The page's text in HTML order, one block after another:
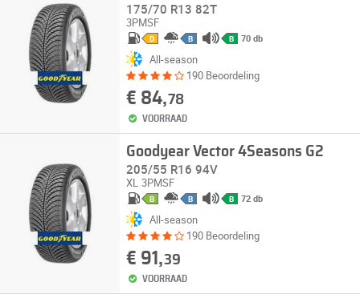
175/70 R13 82T
3PMSF
D B B 70 db
All-season
190 Beoordeling
€ 84,78
VOORRAAD
Goodyear Vector 4Seasons G2
205/55 R16 94V
XL 3PMSF
B B B 72 db
All-season
190 Beoordeling
€ 91,39
VOORRAAD